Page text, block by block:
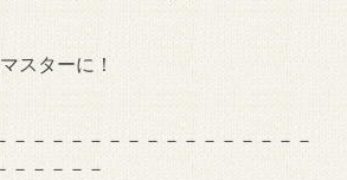
スターに！
－－－－－－－－－－－－－－－－
－－－－－